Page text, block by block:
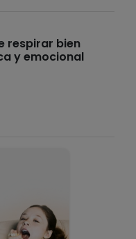
respirar bien
y emocional